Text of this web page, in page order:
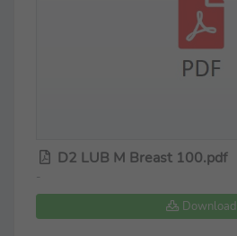
D2 LUB M Breast 100.pdf
-
Download